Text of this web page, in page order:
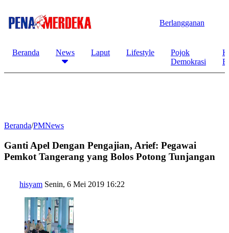
Berlangganan
Beranda News Laput Lifestyle
Pojok
Demokrasi
Beranda/PMNews
Ganti Apel Dengan Pengajian, Arief: Pegawai
Pemkot Tangerang yang Bolos Potong Tunjangan
hisyam Senin, 6 Mei 2019 16:22